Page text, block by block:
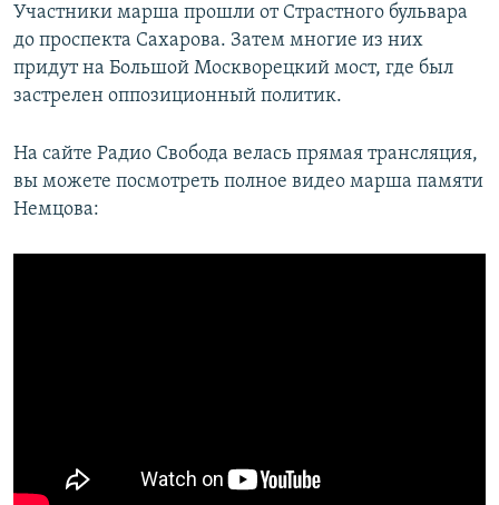
Участники марша прошли от Страстного бульвара
до проспекта Сахарова. Затем многие из них
придут на Большой Москворецкий мост, где был
застрелен оппозиционный политик.
На сайте Радио Свобода велась прямая трансляция,
вы можете посмотреть полное видео марша памяти
Немцова: